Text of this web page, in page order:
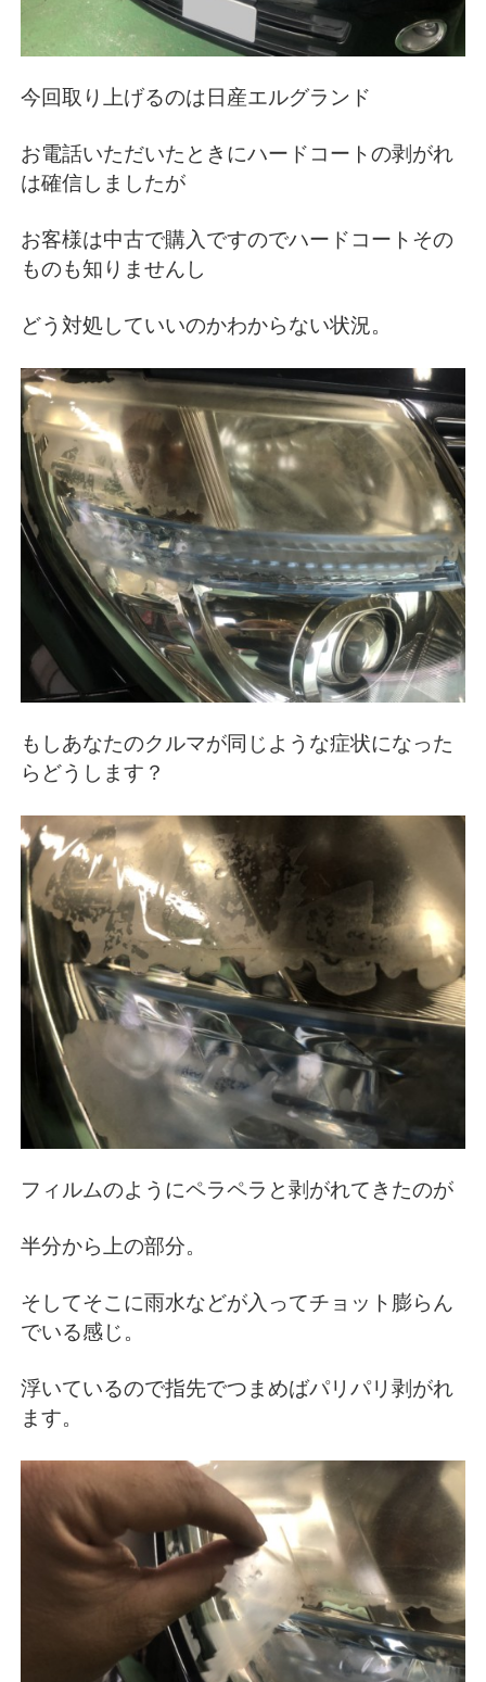
今回取り上げるのは日産エルグランド
お電話いただいたときにハードコートの剥がれ
は確信しましたが
お客様は中古で購入ですのでハードコートその
ものも知りませんし
どう対処していいのかわからない状況。
もしあなたのクルマが同じような症状になった
らどうします？
フィルムのようにペラペラと剥がれてきたのが
半分から上の部分。
そしてそこに雨水などが入ってチョット膨らん
でいる感じ。
浮いているので指先でつまめばパリパリ剥がれ
ます。